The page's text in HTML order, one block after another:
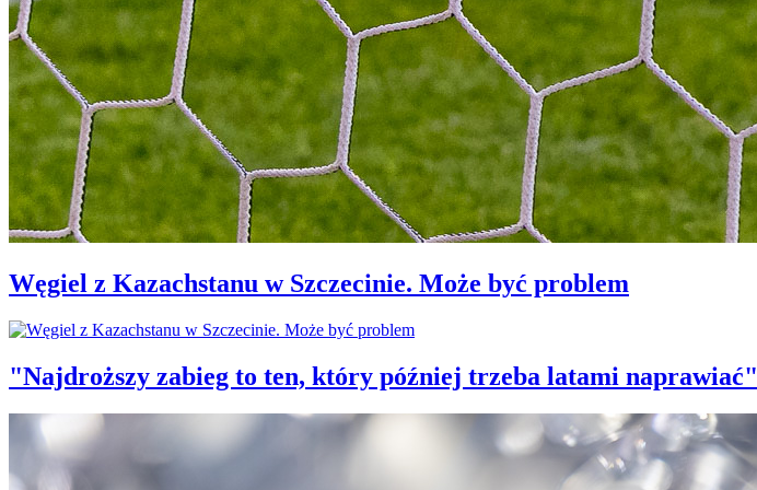
Węgiel z Kazachstanu w Szczecinie. Może być problem
"Najdroższy zabieg to ten, który później trzeba latami naprawiać"